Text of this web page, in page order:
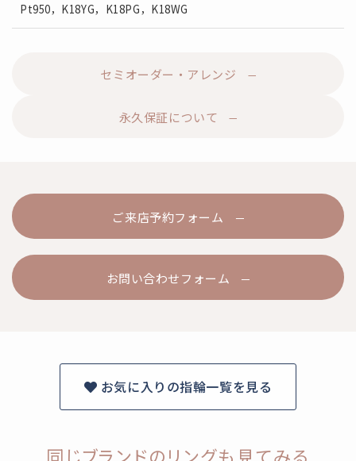
Pt950，K18YG，K18PG，K18WG
セミオーダー・アレンジ
永久保証について
ご来店予約フォーム
お問い合わせフォーム
お気に入りの指輪一覧を見る
同じブランドのリングも見てみる